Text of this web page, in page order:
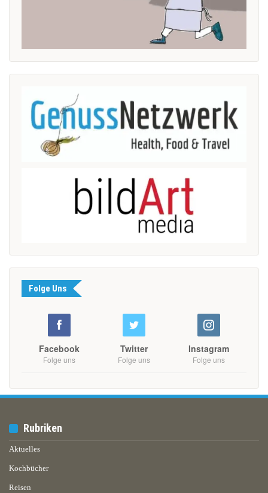
Folge Uns
Facebook
Folge uns
Twitter
Folge uns
Instagram
Folge uns
Rubriken
Aktuelles
Kochbücher
Reisen